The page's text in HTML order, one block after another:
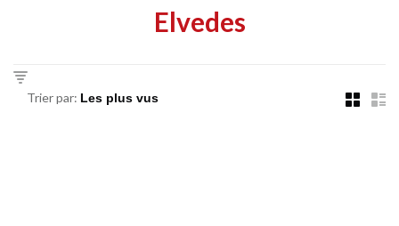
Elvedes
Trier par: